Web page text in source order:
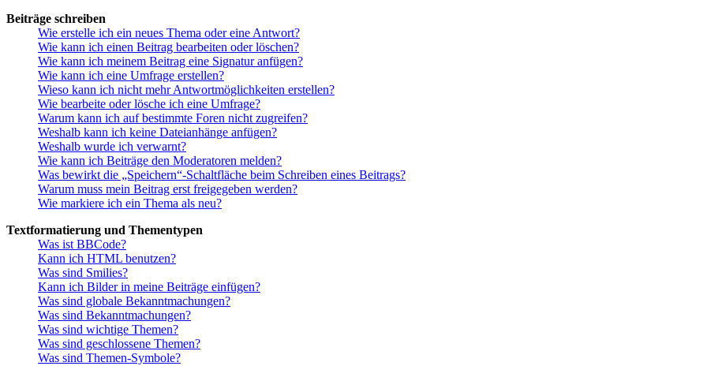
Beiträge schreiben
Wie erstelle ich ein neues Thema oder eine Antwort?
Wie kann ich einen Beitrag bearbeiten oder löschen?
Wie kann ich meinem Beitrag eine Signatur anfügen?
Wie kann ich eine Umfrage erstellen?
Wieso kann ich nicht mehr Antwortmöglichkeiten erstellen?
Wie bearbeite oder lösche ich eine Umfrage?
Warum kann ich auf bestimmte Foren nicht zugreifen?
Weshalb kann ich keine Dateianhänge anfügen?
Weshalb wurde ich verwarnt?
Wie kann ich Beiträge den Moderatoren melden?
Was bewirkt die „Speichern“-Schaltfläche beim Schreiben eines Beitrags?
Warum muss mein Beitrag erst freigegeben werden?
Wie markiere ich ein Thema als neu?
Textformatierung und Thementypen
Was ist BBCode?
Kann ich HTML benutzen?
Was sind Smilies?
Kann ich Bilder in meine Beiträge einfügen?
Was sind globale Bekanntmachungen?
Was sind Bekanntmachungen?
Was sind wichtige Themen?
Was sind geschlossene Themen?
Was sind Themen-Symbole?